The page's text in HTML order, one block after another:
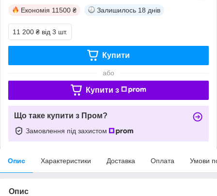
Економія 11500 ₴ Залишилось 18 днів
11 200 ₴ від 3 шт.
Купити
або
Купити з
Що таке купити з Пром?
Замовлення під захистом
Опис Характеристики Доставка Оплата Умови
Опис